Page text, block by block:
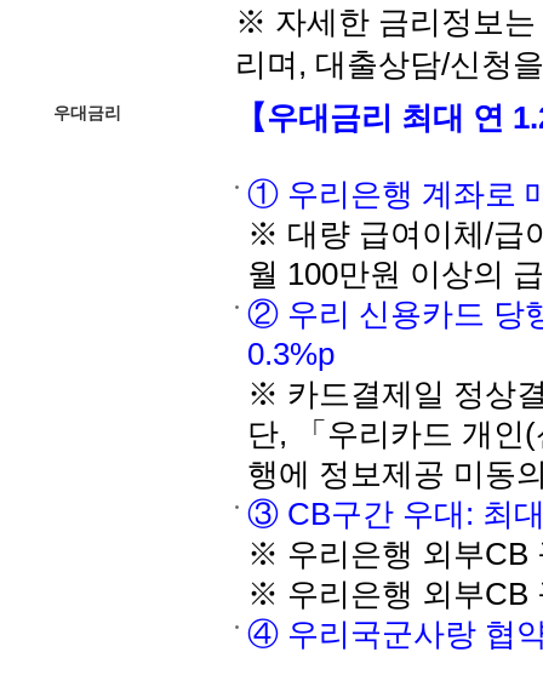
※ 자세한 금리정보는
리며, 대출상담/신청
우대금리 【우대금리 최대 연
① 우리은행 계좌로
※ 대량 급여이체/급
월 100만원 이상의
② 우리 신용카드 당
0.3%p
※ 카드결제일 정상
단, 「우리카드 개인
행에 정보제공 미동
③ CB구간 우대: 최
※ 우리은행 외부CB
※ 우리은행 외부CB
④ 우리국군사랑 협